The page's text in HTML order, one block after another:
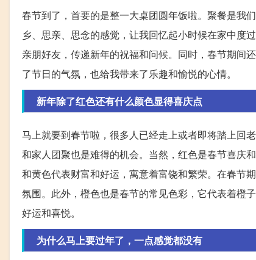
春节到了，首要的是整一大桌团圆年饭啦。聚餐是我
乡、思亲、思念的感觉，让我回忆起小时候在家中度
亲朋好友，传递新年的祝福和问候。同时，春节期间
了节日的气氛，也给我带来了乐趣和愉悦的心情。
新年除了红色还有什么颜色显得喜庆点
马上就要到春节啦，很多人已经走上或者即将踏上回
和家人团聚也是难得的机会。当然，红色是春节喜庆
和黄色代表财富和好运，寓意着富饶和繁荣。在春节
氛围。此外，橙色也是春节的常见色彩，它代表着
好运和喜悦。
为什么马上要过年了，一点感觉都没有